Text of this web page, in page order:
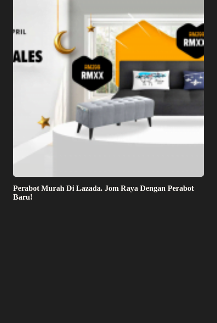
Perabot Murah Di Lazada. Jom Raya Dengan Perabot
Baru!